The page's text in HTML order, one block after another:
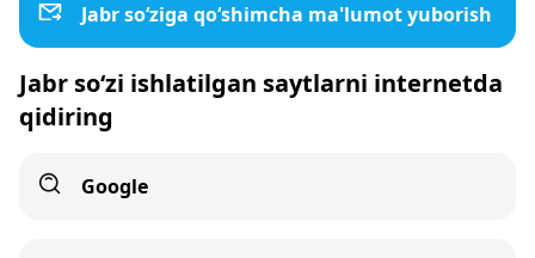
Jabr so‘ziga qo‘shimcha ma'lumot yuborish
Jabr so‘zi ishlatilgan saytlarni internetda
qidiring
Google